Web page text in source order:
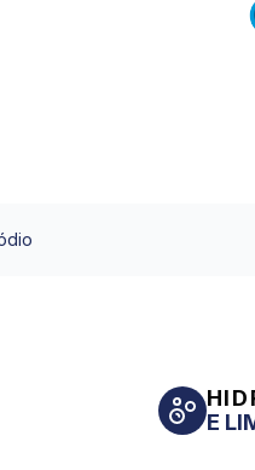
E